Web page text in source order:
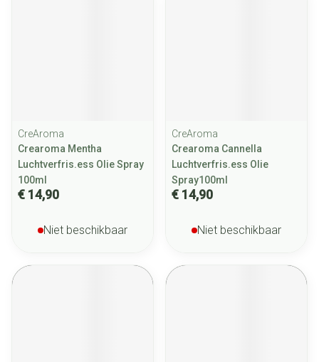
CreAroma
Crearoma Mentha
Luchtverfris.ess Olie Spray
100ml
€ 14,90
Niet beschikbaar
CreAroma
Crearoma Cannella
Luchtverfris.ess Olie
Spray100ml
€ 14,90
Niet beschikbaar